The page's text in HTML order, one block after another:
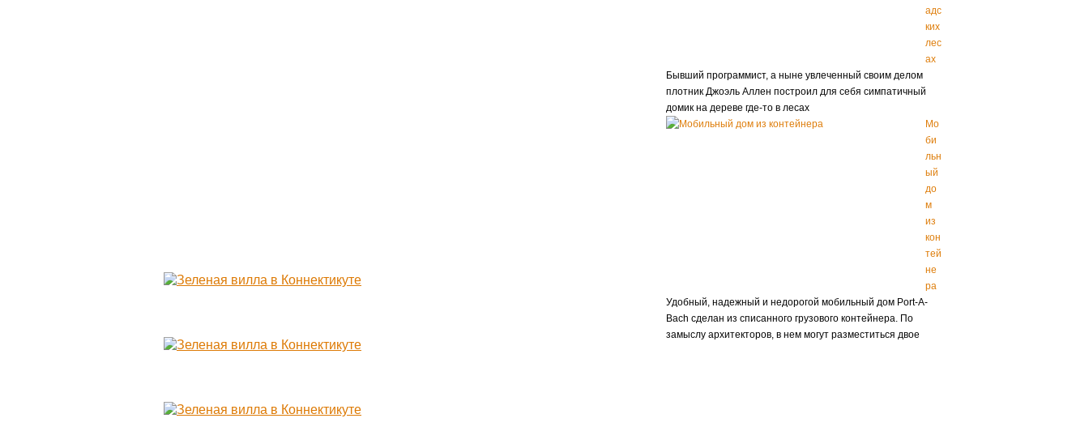
адс
ких
лес
ах
Бывший программист, а ныне увлеченный своим делом
плотник Джоэль Аллен построил для себя симпатичный
домик на дереве где-то в лесах
Мо
би
льн
ый
до
м
из
кон
тей
не
ра
Удобный, надежный и недорогой мобильный дом Port-A-
Bach сделан из списанного грузового контейнера. По
замыслу архитекторов, в нем могут разместиться двое